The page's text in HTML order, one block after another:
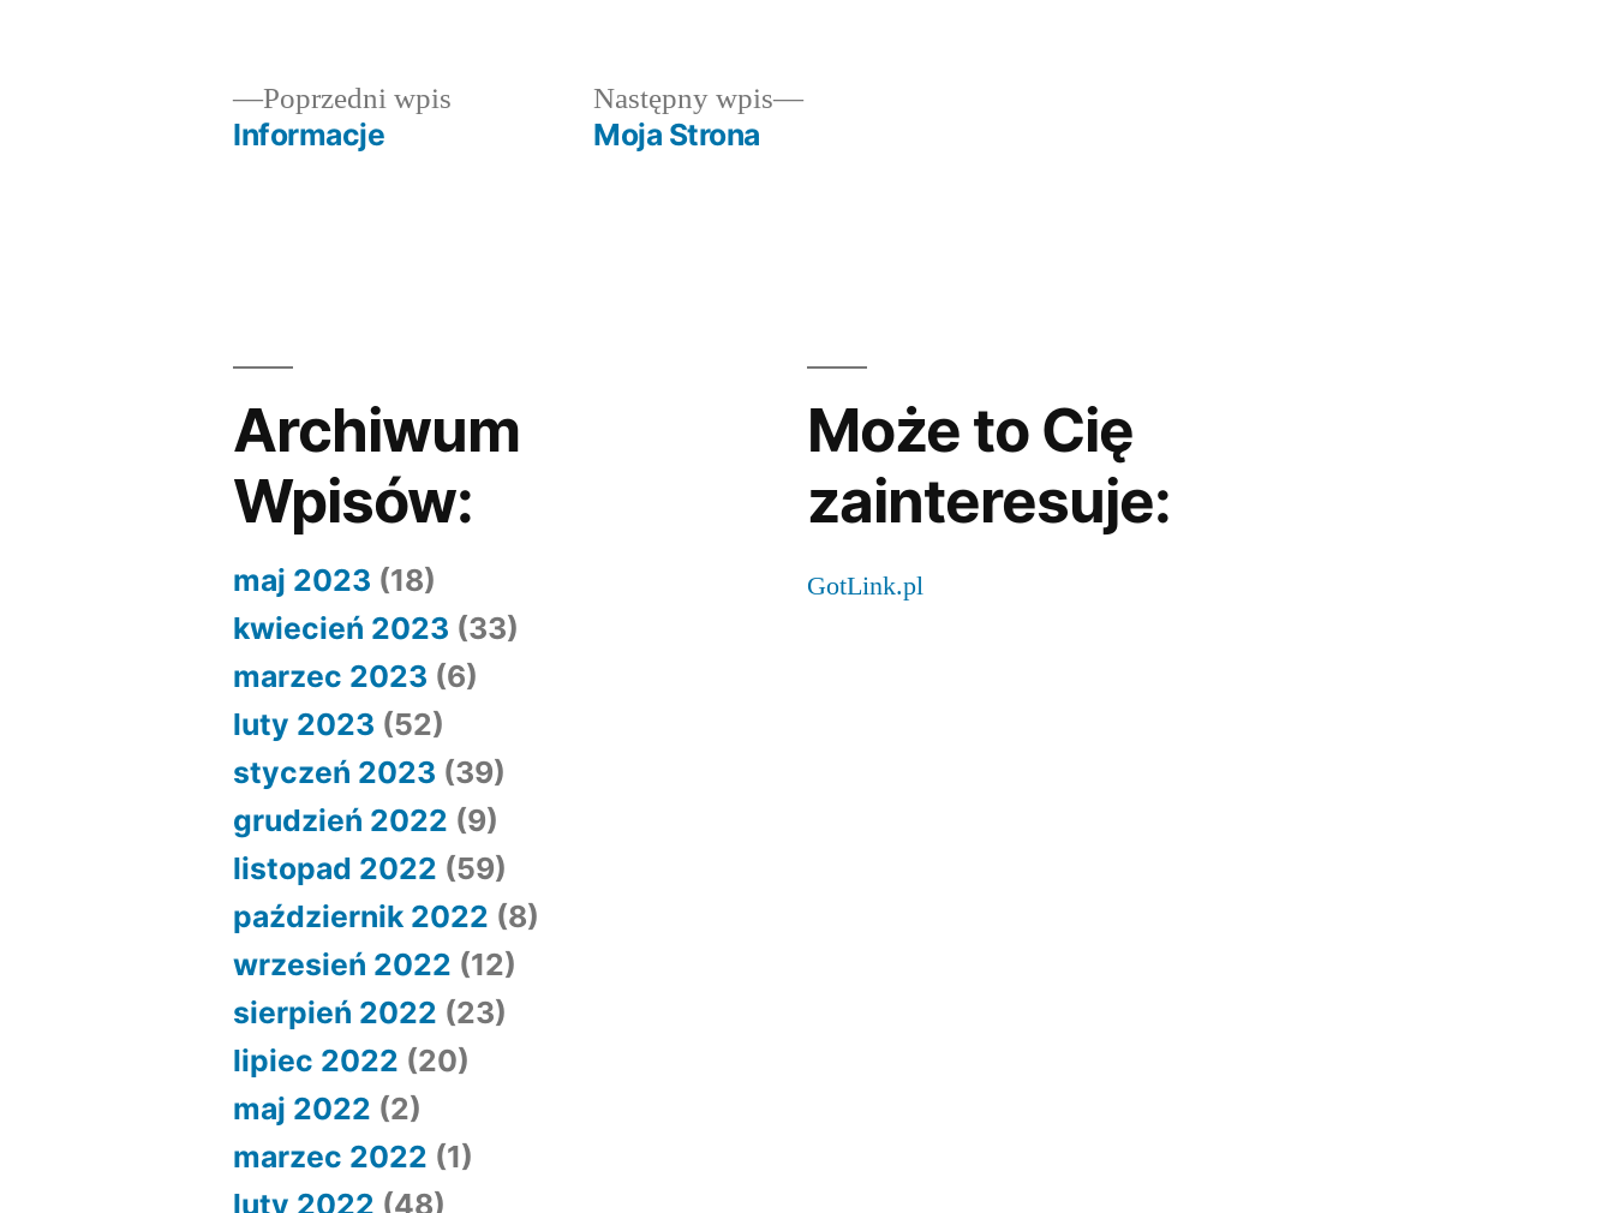
Nawigacja
Poprzedni wpis
Informacje
Następny wpis
Następny
Moja Strona
Archiwum
Wpisów:
maj 2023 (18)
kwiecień 2023 (33)
marzec 2023 (6)
luty 2023 (52)
styczeń 2023 (39)
grudzień 2022 (9)
listopad 2022 (59)
październik 2022 (8)
wrzesień 2022 (12)
sierpień 2022 (23)
lipiec 2022 (20)
maj 2022 (2)
marzec 2022 (1)
luty 2022 (48)
Może to Cię
zainteresuje:
GotLink.pl